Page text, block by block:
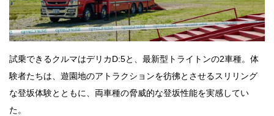
試乗できるクルマはデリカD:5と、最新型トライトンの2車種。体
験者たちは、遊園地のアトラクションを彷彿とさせるスリリング
な登坂体験とともに、両車種の脅威的な登坂性能を実感してい
た。